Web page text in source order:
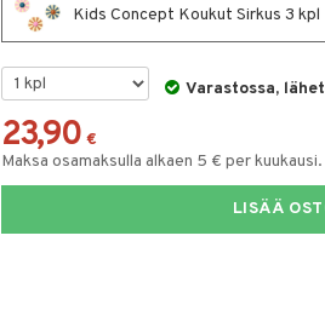
Kids Concept Koukut Sirkus 3 kpl
Varastossa,
23,90 €
Maksa osamaksulla alkaen 5 € per kuukausi.
LISÄÄ